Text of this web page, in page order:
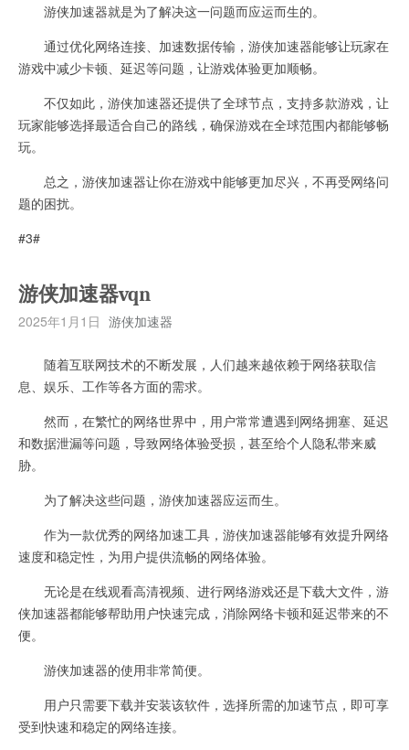
游侠加速器就是为了解决这一问题而应运而生的。
通过优化网络连接、加速数据传输，游侠加速器能够让玩家在
游戏中减少卡顿、延迟等问题，让游戏体验更加顺畅。
不仅如此，游侠加速器还提供了全球节点，支持多款游戏，让
玩家能够选择最适合自己的路线，确保游戏在全球范围内都能够畅
玩。
总之，游侠加速器让你在游戏中能够更加尽兴，不再受网络问
题的困扰。
#3#
游侠加速器vqn
2025年1月1日 游侠加速器
随着互联网技术的不断发展，人们越来越依赖于网络获取信
息、娱乐、工作等各方面的需求。
然而，在繁忙的网络世界中，用户常常遭遇到网络拥塞、延迟
和数据泄漏等问题，导致网络体验受损，甚至给个人隐私带来威
胁。
为了解决这些问题，游侠加速器应运而生。
作为一款优秀的网络加速工具，游侠加速器能够有效提升网络
速度和稳定性，为用户提供流畅的网络体验。
无论是在线观看高清视频、进行网络游戏还是下载大文件，游
侠加速器都能够帮助用户快速完成，消除网络卡顿和延迟带来的不
便。
游侠加速器的使用非常简便。
用户只需要下载并安装该软件，选择所需的加速节点，即可享
受到快速和稳定的网络连接。